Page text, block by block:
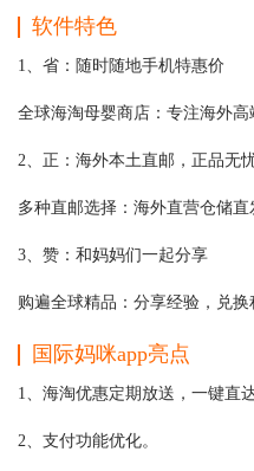
软件特色
1、省：随时随地手机特惠价
全球海淘母婴商店：专注海外高
2、正：海外本土直邮，正品无
多种直邮选择：海外直营仓储直
3、赞：和妈妈们一起分享
购遍全球精品：分享经验，兑换
国际妈咪app亮点
1、海淘优惠定期放送，一键直达
2、支付功能优化。